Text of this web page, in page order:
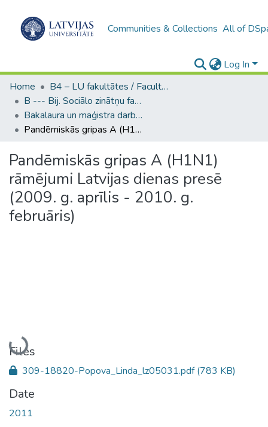
Communities & Collections All of
Log In
Home
B4 – LU fakultātes / Faculties of the UL
B --- Bij. Sociālo zinātņu fakultātes noslēguma darbi / Faculty of Social Sciences - Graduate works
Bakalaura un maģistra darbi (SZF) / Bachelor's and Master's theses
Pandēmiskās gripas A (H1N1) rāmējumi Latvijas dienas presē (2009. g. aprīlis - 2010. g. februāris)
Pandēmiskās gripas A (H1N1)
rāmējumi Latvijas dienas presē
(2009. g. aprīlis - 2010. g.
februāris)
Loading...
Files
309-18820-Popova_Linda_lz05031.pdf(783 KB)
Date
2011